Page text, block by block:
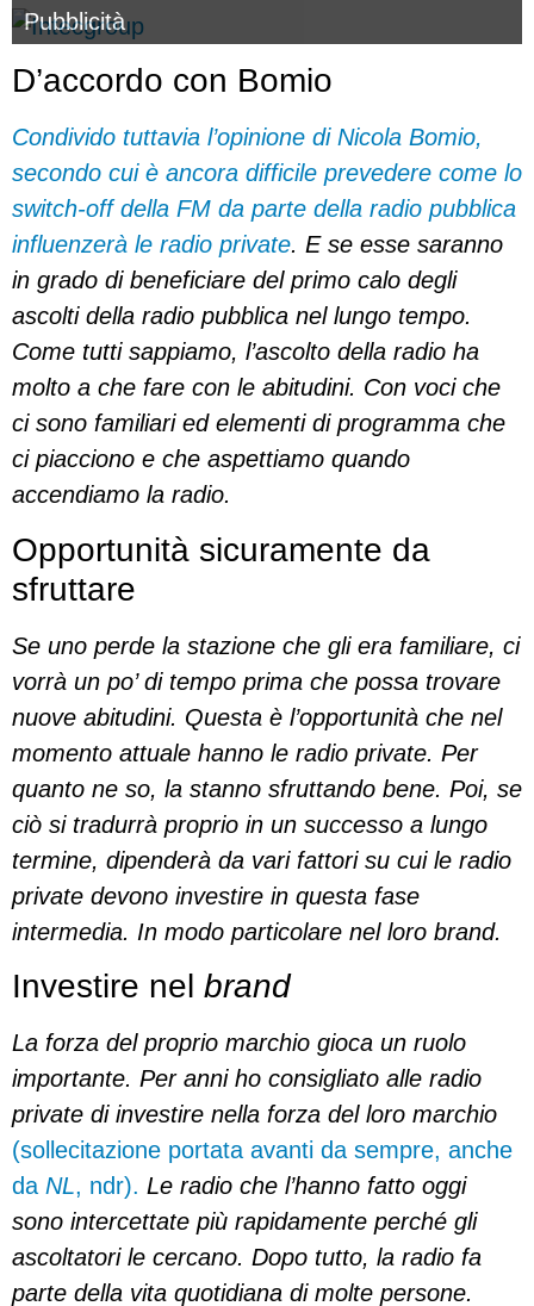
Pubblicità
D’accordo con Bomio
Condivido tuttavia l’opinione di Nicola Bomio,
secondo cui è ancora difficile prevedere come lo
switch-off della FM da parte della radio pubblica
influenzerà le radio private. E se esse saranno
in grado di beneficiare del primo calo degli
ascolti della radio pubblica nel lungo tempo.
Come tutti sappiamo, l’ascolto della radio ha
molto a che fare con le abitudini. Con voci che
ci sono familiari ed elementi di programma che
ci piacciono e che aspettiamo quando
accendiamo la radio.
Opportunità sicuramente da
sfruttare
Se uno perde la stazione che gli era familiare, ci
vorrà un po’ di tempo prima che possa trovare
nuove abitudini. Questa è l’opportunità che nel
momento attuale hanno le radio private. Per
quanto ne so, la stanno sfruttando bene. Poi, se
ciò si tradurrà proprio in un successo a lungo
termine, dipenderà da vari fattori su cui le radio
private devono investire in questa fase
intermedia. In modo particolare nel loro brand.
Investire nel brand
La forza del proprio marchio gioca un ruolo
importante. Per anni ho consigliato alle radio
private di investire nella forza del loro marchio
(sollecitazione portata avanti da sempre, anche
da NL, ndr). Le radio che l’hanno fatto oggi
sono intercettate più rapidamente perché gli
ascoltatori le cercano. Dopo tutto, la radio fa
parte della vita quotidiana di molte persone.